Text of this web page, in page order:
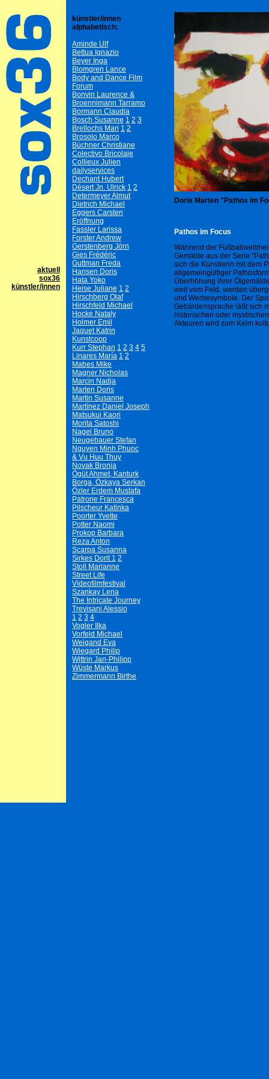
künstler/innen
alphabetisch:
Aminde Ulf
Bettua Ignazio
Beyer Inga
Blomgren Lance
Body and Dance Film
Forum
Bonvin Laurence &
Broennimann Tarramo
Bormann Claudia
Bosch Susanne 1 2 3
Brellochs Mari 1 2
Brosolo Marco
Büchner Christiane
Colectivo Bricolaje
Collieux Julien
dailyservices
Dechant Hubert
Désert Jn. Ulrick 1 2
Determeyer Almut
Dietrich Michael
Eggers Carsten
Eröffnung
Fassler Larissa
Forster Andrew
Gerstenberg Jörn
Gies Frédéric
Guttman Freda
Hansen Doris
Hata Yoko
Heise Juliane 1 2
Hirschberg Olaf
Hirschfeld Michael
Hocke Nataly
Holmer Emil
Jaquet Katrin
Kunstcoop
Kurr Stephan 1 2 3 4 5
Linares María 1 2
Mabes Mike
Magner Nicholas
Marcin Nadja
Marten Doris
Martin Susanne
Martínez Daniel Joseph
Matsukui Kaori
Morita Satoshi
Nagel Bruno
Neugebauer Stefan
Nguyen Minh Phuoc
& Vu Huu Thuy
Novak Bronja
Ögüt Ahmet, Kanturk
Borga, Özkaya Serkan
Özler Erdem Mustafa
Patrone Francesca
Pilscheur Katinka
Poorter Yvette
Potter Naomi
Prokop Barbara
Reza Anton
Scarpa Susanna
Sirkes Dorit 1 2
Stoll Marianne
Street Life
Videofilmfestival
Szankay Lena
The Intricate Journey
Trevisani Alessio
1 2 3 4
Vogler Ilka
Vorfeld Michael
Weigand Eva
Wiegard Philip
Wittrin Jan-Philipp
Wüste Markus
Zimmermann Birthe
aktuell
sox36
künstler/innen
Doris Marten "Pathos im
Pathos im Focus
Während der
Gemälde aus der Serie
sich die Künstlerin mit dem
allgemeingültiger
Überhöhung ihrer
weit vom Feld, werden
und Werbesymbole. Der
Gebärdensprache läßt sich
historischen oder
Akteuren wird zum Keim